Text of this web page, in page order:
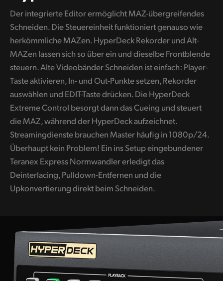
UAE
United Kingdom
United States
Der integrierte Editor ermöglicht MAZ-übergreifendes
Schneiden. Die Steuereinheit funktioniert genauso wie
herkömmliche MAZen. HyperDeck Rekorder und Alt-
MAZen lassen sich so über ein und dieselbe Frontblende
steuern. Alte Videobänder Schneiden ist einfach: Player-
Taste aktivieren, In- und Out-Punkte setzen, Rekorder
auswählen und EDIT-Taste drücken. Die HyperDeck
Extreme Control besorgt dann das Cueing und steuert
die MAZ, während der HyperDeck aufzeichnet.
Streamingdienste brauchen Master häufig in 1080p/24.
Überhaupt kein Problem! Ein ins Setup eingebundener
Teranex Express Normwandler erledigt das
Deinterlacing, Pulldown-Entfernen und die
Upkonvertierung direkt beim Schneiden.